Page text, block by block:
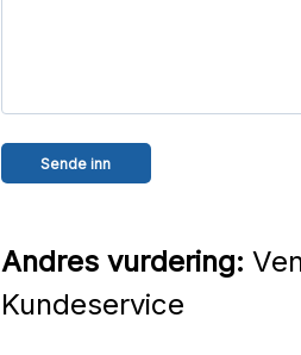
Andres vurdering:
Kundeservice